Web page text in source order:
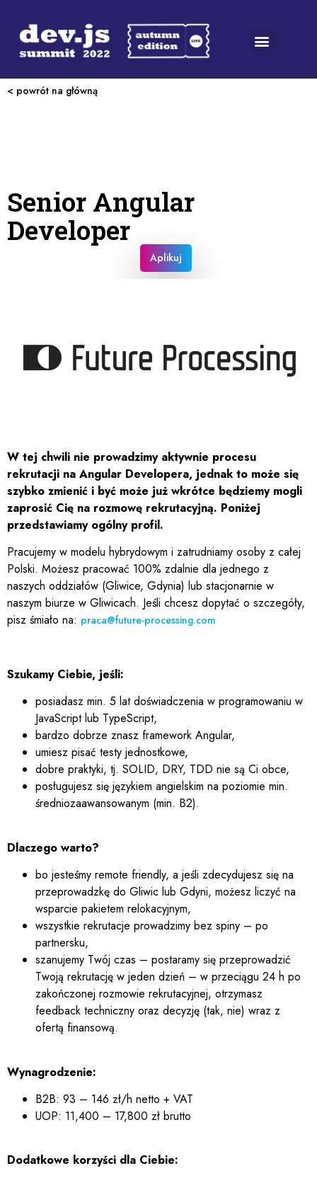
< powrót na główną
Senior Angular
Developer
Aplikuj
W tej chwili nie prowadzimy aktywnie procesu
rekrutacji na Angular Developera, jednak to może się
szybko zmienić i być może już wkrótce będziemy mogli
zaprosić Cię na rozmowę rekrutacyjną. Poniżej
przedstawiamy ogólny profil.
Pracujemy w modelu hybrydowym i zatrudniamy osoby z całej
Polski. Możesz pracować 100% zdalnie dla jednego z
naszych oddziałów (Gliwice, Gdynia) lub stacjonarnie w
naszym biurze w Gliwicach. Jeśli chcesz dopytać o szczegóły,
pisz śmiało na: praca@future-processing.com
Szukamy Ciebie, jeśli:
posiadasz min. 5 lat doświadczenia w programowaniu w
JavaScript lub TypeScript,
bardzo dobrze znasz framework Angular,
umiesz pisać testy jednostkowe,
dobre praktyki, tj. SOLID, DRY, TDD nie są Ci obce,
posługujesz się językiem angielskim na poziomie min.
średniozaawansowanym (min. B2).
Dlaczego warto?
bo jesteśmy remote friendly, a jeśli zdecydujesz się na
przeprowadzkę do Gliwic lub Gdyni, możesz liczyć na
wsparcie pakietem relokacyjnym,
wszystkie rekrutacje prowadzimy bez spiny – po
partnersku,
szanujemy Twój czas – postaramy się przeprowadzić
Twoją rekrutację w jeden dzień – w przeciągu 24 h po
zakończonej rozmowie rekrutacyjnej, otrzymasz
feedback techniczny oraz decyzję (tak, nie) wraz z
ofertą finansową.
Wynagrodzenie:
B2B: 93 – 146 zł/h netto + VAT
UOP: 11,400 – 17,800 zł brutto
Dodatkowe korzyści dla Ciebie: